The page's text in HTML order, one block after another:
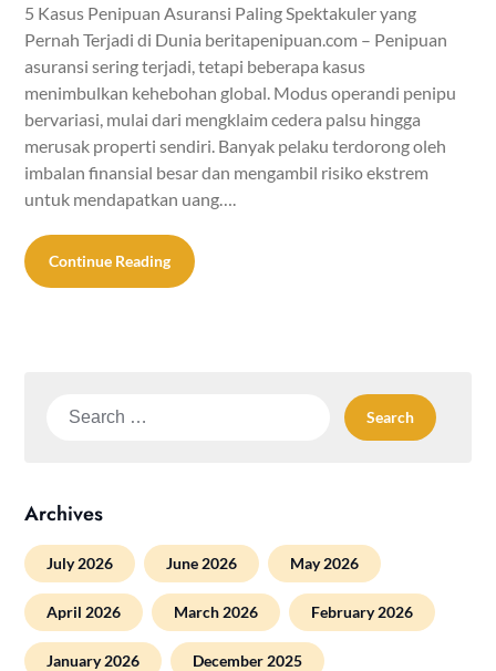
5 Kasus Penipuan Asuransi Paling Spektakuler yang
Pernah Terjadi di Dunia beritapenipuan.com – Penipuan
asuransi sering terjadi, tetapi beberapa kasus
menimbulkan kehebohan global. Modus operandi penipu
bervariasi, mulai dari mengklaim cedera palsu hingga
merusak properti sendiri. Banyak pelaku terdorong oleh
imbalan finansial besar dan mengambil risiko ekstrem
untuk mendapatkan uang….
Continue Reading
Search
Archives
July 2026 June 2026 May 2026
April 2026 March 2026 February 2026
January 2026 December 2025